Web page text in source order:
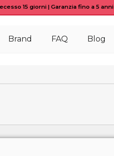
15 giorni | Garanzia fino a 5 anni
Brand FAQ Blog